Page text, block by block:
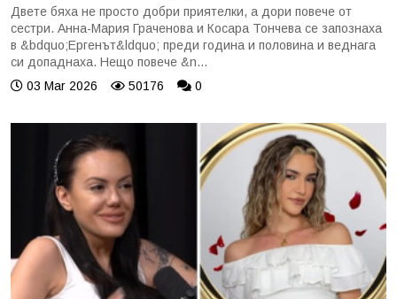
Двете бяха не просто добри приятелки, а дори повече от
сестри. Анна-Мария Граченова и Косара Тончева се запознаха
в &bdquo;Ергенът&ldquo; преди година и половина и веднага
си допаднаха. Нещо повече &n...
03 Mar 2026
50176 0